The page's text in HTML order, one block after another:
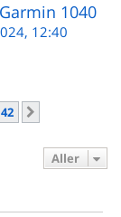
1040
12:40
42
Aller